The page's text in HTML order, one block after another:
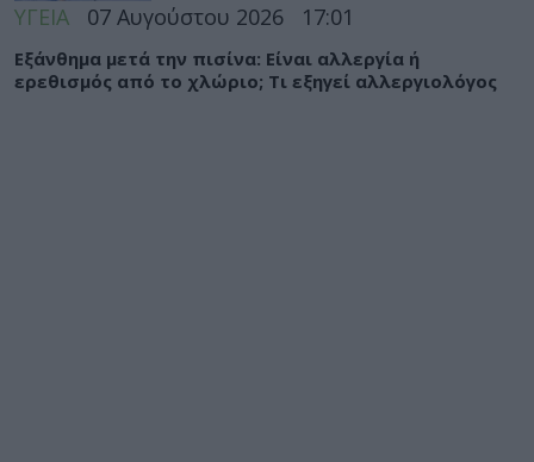
ΥΓΕΙΑ 07 Αυγούστου 2026 17:01
Εξάνθημα μετά την πισίνα: Είναι αλλεργία ή
ερεθισμός από το χλώριο; Τι εξηγεί αλλεργιολόγος